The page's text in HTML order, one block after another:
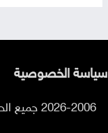
سياسة الخصوصية
2026-2006 جميع الحقوق محفوظة لموقع السوسنة